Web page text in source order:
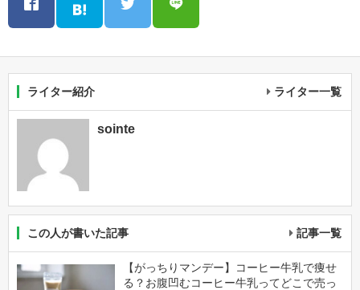
ライター紹介 ライター一覧
sointe
この人が書いた記事 記事一覧
【がっちりマンデー】コーヒー牛乳で痩せ
る？お腹凹むコーヒー牛乳ってどこで売っ